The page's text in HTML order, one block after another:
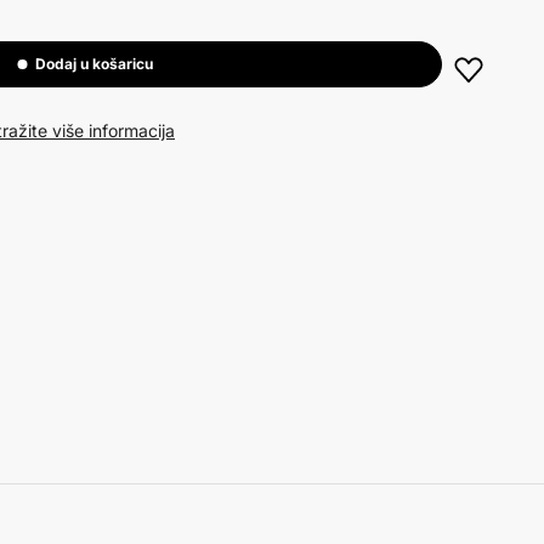
Dodaj u košaricu
više informacija